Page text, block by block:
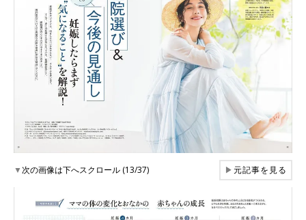
▼次の画像は下へスクロール (13/37) ▶元記事を見る